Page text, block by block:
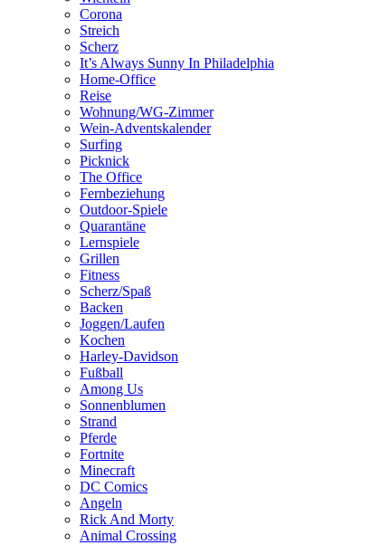
Corona
Streich
Scherz
It’s Always Sunny In Philadelphia
Home-Office
Reise
Wohnung/WG-Zimmer
Wein-Adventskalender
Surfing
Picknick
The Office
Fernbeziehung
Outdoor-Spiele
Quarantäne
Lernspiele
Grillen
Fitness
Scherz/Spaß
Backen
Joggen/Laufen
Kochen
Harley-Davidson
Fußball
Among Us
Sonnenblumen
Strand
Pferde
Fortnite
Minecraft
DC Comics
Angeln
Rick And Morty
Animal Crossing